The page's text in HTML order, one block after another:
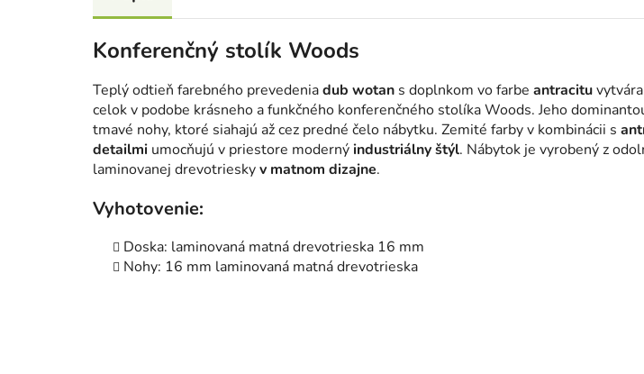
Konferenčný stolík Woods
Teplý odtieň farebného prevedeniadub wotan s doplnkom vo farbe antracitu
celok v podobe krásneho a funkčného konferenčného stolíka Woods. Jeho
tmavé nohy, ktoré siahajú až cez predné čelo nábytku. Zemité farby v kombinácii s
detailmi umocňujú v priestore modernýindustriálny štýl. Nábytok je vyrobený z
laminovanej drevotrieskyv matnom dizajne.
Vyhotovenie:
Doska: laminovaná matná drevotrieska 16 mm
Nohy: 16 mm laminovaná matná drevotrieska